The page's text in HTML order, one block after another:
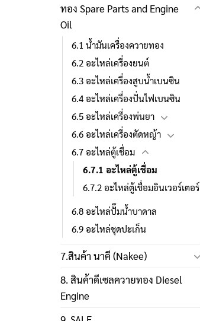
ทอง Spare Parts and Engine
Oil
6.1 น้ำมันเครื่องควายทอง
6.2 อะไหล่เครื่องยนต์
6.3 อะไหล่เครื่องสูบน้ำเบนซิน
6.4 อะไหล่เครื่องปั่นไฟเบนซิน
6.5 อะไหล่เครื่องพ่นยา
6.6 อะไหล่เครื่องตัดหญ้า
6.7 อะไหล่ตู้เชื่อม
6.7.1 อะไหล่ตู้เชื่อม
6.7.2 อะไหล่ตู้เชื่อมอินเวอร์เตอร์
6.8 อะไหล่ปั๊มน้ำบาดาล
6.9 อะไหล่ชุดปะเก็น
7.สินค้า นาคี (Nakee)
8. สินค้าดีเซลควายทอง Diesel
Engine